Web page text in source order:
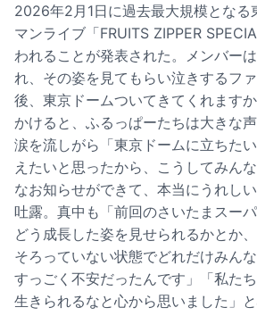
2026年2月1日に過去最大規模となる
マンライブ「FRUITS ZIPPER
われることが発表された。メンバー
れ、その姿を見てもらい泣きするフ
後、東京ドームついてきてくれます
かけると、ふるっぱーたちは大きな
涙を流しがら「東京ドームに立ちた
えたいと思ったから、こうしてみん
なお知らせができて、本当にうれし
吐露。真中も「前回のさいたまスー
どう成長した姿を見せられるかとか
そろっていない状態でどれだけみん
すっごく不安だったんです」「私た
生きられるなと心から思いました」と